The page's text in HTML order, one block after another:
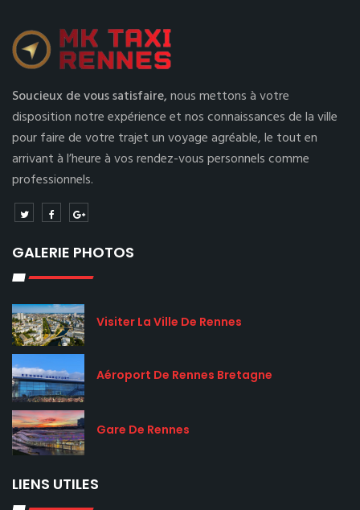
Soucieux de vous satisfaire,nous mettons à votre
disposition notre expérience et nos connaissances de la ville
pour faire de votre trajet un voyage agréable, le tout en
arrivant à l’heure à vos rendez-vous personnels comme
professionnels.
GALERIE PHOTOS
Visiter La Ville De Rennes
Aéroport De Rennes Bretagne
Gare De Rennes
LIENS UTILES